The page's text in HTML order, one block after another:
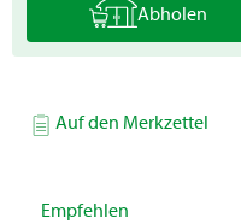
Abholen
Auf den Merkzettel
Empfehlen